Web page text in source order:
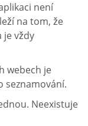
není
na tom, že
je vždy
webech je
seznamování.
Neexistuje